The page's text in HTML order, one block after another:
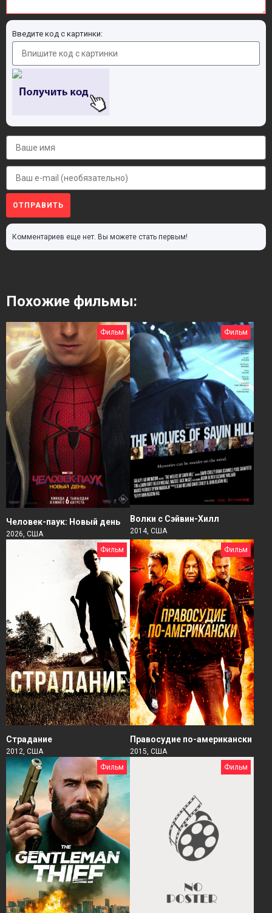
Введите код с картинки:
ОТПРАВИТЬ
Комментариев еще нет. Вы можете стать первым!
Похожие фильмы:
Фильм
Человек-паук: Новый день
2026, США
Фильм
Волки с Сэйвин-Хилл
2014, США
Фильм
Страдание
2012, США
Фильм
Правосудие по-американски
2015, США
Фильм
Фильм